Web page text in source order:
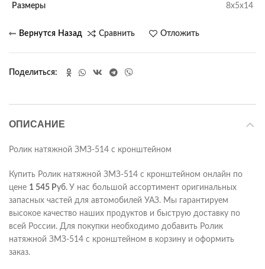
Размеры 8х5х14
Сравнить Отложить
Поделиться
ОПИСАНИЕ
Ролик натяжной ЗМЗ-514 с кронштейном
Купить Ролик натяжной ЗМЗ-514 с кронштейном онлайн по
цене 1 545 Руб. У нас большой ассортимент оригинальных
запасных частей для автомобилей УАЗ. Мы гарантируем
высокое качество наших продуктов и быструю доставку по
всей России. Для покупки необходимо добавить Ролик
натяжной ЗМЗ-514 с кронштейном в корзину и оформить
заказ.